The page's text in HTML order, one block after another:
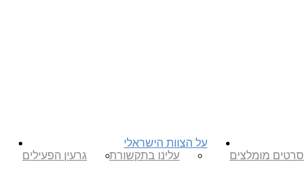
סרטים מומלצים
על הצוות הישראלי
עלינו בתקשורת
גרעין הפעילים